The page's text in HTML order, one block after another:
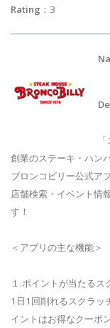
Rating ：
創業のステーキ・ハン
ブロンコビリー公式ア
店舗検索・イベント情
す！
＜アプリの主な機能＞
１.ポイントが当たるス
1日1回削れるスクラッ
イントはお得なクーポ